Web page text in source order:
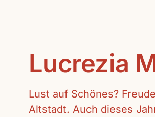
Lucrezia
Lust auf Schönes?
Altstadt. Auch dieses